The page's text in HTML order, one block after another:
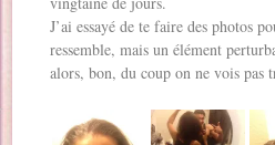
J’ai essayé de te faire des photos
ressemble, mais un élément
alors, bon, du coup on ne vois pas